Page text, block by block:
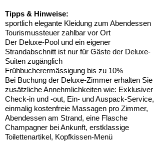
Tipps & Hinweise:
sportlich elegante Kleidung zum Abendessen
Tourismussteuer zahlbar vor Ort
Der Deluxe-Pool und ein eigener
Strandabschnitt ist nur für Gäste der Deluxe-
Suiten zugänglich
Frühbucherermässigung bis zu 10%
Bei Buchung der Deluxe-Zimmer erhalten Sie
zusätzliche Annehmlichkeiten wie: Exklusiver
Check-in und -out, Ein- und Auspack-Service,
einmalig kostenfreie Massagen pro Zimmer,
Abendessen am Strand, eine Flasche
Champagner bei Ankunft, erstklassige
Toilettenartikel, Kopfkissen-Menü